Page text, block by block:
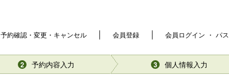
予約確認・変更・キャンセル 会員登録 会員ログイン ・ パ
2 予約内容入力 3 個人情報入力